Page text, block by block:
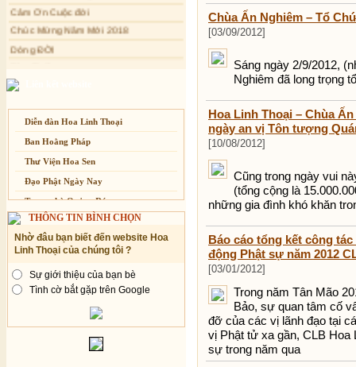
An Giang: Tịnh thất Quy Nguyên
phát quà từ thiện tại xã Cư Yang
Tịnh xá Ngọc Đăng khai giảng Thiền
dành cho Người bận rộn
Cảm Ơn Cuộc đời
Chúc Mừng Năm Mới 2018
Dòng ĐỜI
Tâm Thiền
Chuông Ngân
Anh không chết đâu em
Kiếp này
Diễn đàn Hoa Linh Thoại
Ban Hoằng Pháp
Thư Viện Hoa Sen
Đạo Phật Ngày Nay
Trang nhà Quảng Đức
Báo Giác Ngộ
Vesak 2014
THÔNG TIN BÌNH CHỌN
Nhờ đâu bạn biết đến website Hoa
Linh Thoại của chúng tôi ?
Sự giới thiệu của bạn bè
Tình cờ bắt gặp trên Google
Chùa Ấn Nghiêm – Tổ
[03/09/2012]
Sáng ngày 2/9/2012,
Nghiêm đã long trọng
Hoa Linh Thoại – Chùa
ngày an vị Tôn tượng
[10/08/2012]
Cũng trong ngày vui
(tổng cộng là
những gia đình khó khăn
Báo cáo tổng kết công
động Phật sự năm 2012
[03/01/2012]
Trong năm Tân Mão
Bảo, sự quan tâm cố
đỡ của các vị lãnh đạo tại
vị Phật tử xa gần, CLB Hoa
sự trong năm qua